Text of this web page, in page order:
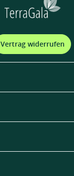
Vertrag widerrufen